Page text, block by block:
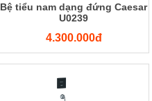
Bệ tiểu nam dạng đứng Caesar
U0239
4.300.000đ